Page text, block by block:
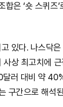
은 ‘숏 스퀴즈’
있다. 나스닥
상 최고치에 근
러 대비 약
구간으로 해석